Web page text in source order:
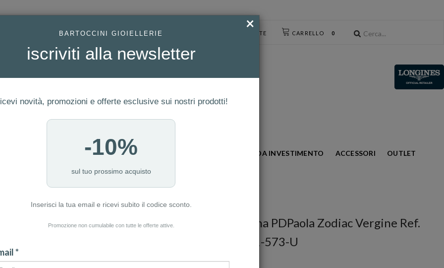
CARRELLO 0
ACCESSO UTENTE
GIOIELLI MODA OROLOGI ORO DA INVESTIMENTO ACCESSORI
OUTLET
Collana PDPaola Zodiac Vergine Ref.
CO01-573-U
×
BARTOCCINI GIOIELLERIE
iscriviti alla newsletter
novità, promozioni e offerte esclusive sui nostri prodotti!
-10%
sul tuo prossimo acquisto
Inserisci la tua email e ricevi subito il codice sconto.
Promozione non cumulabile con tutte le offerte attive.
*